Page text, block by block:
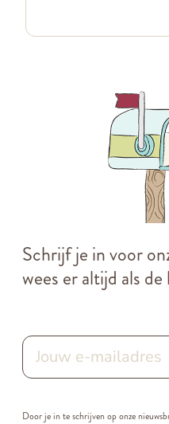
Schrijf je in voor
wees er altijd als
Door je in te schrijven op onze